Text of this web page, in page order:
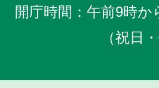
開庁時間：午前9時か
（祝日